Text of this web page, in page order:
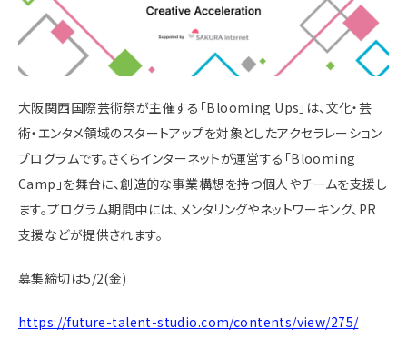
大阪関西国際芸術祭が主催する「Blooming Ups」は、文化・芸
術・エンタメ領域のスタートアップを対象としたアクセラレーション
プログラムです。​さくらインターネットが運営する「Blooming
Camp」を舞台に、創造的な事業構想を持つ個人やチームを支援し
ます。​プログラム期間中には、メンタリングやネットワーキング、PR
支援などが提供されます。
募集締切は5/2(金)
https://future-talent-studio.com/contents/view/275/